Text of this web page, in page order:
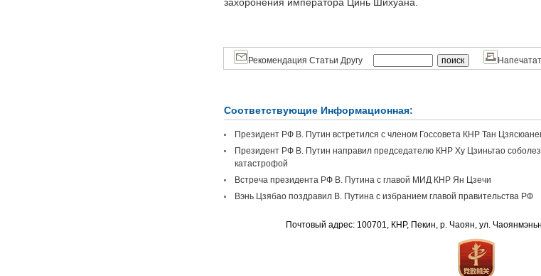
Рекомендация Статьи Другу
Соответствующие Информационная:
Президент РФ В. Путин встретился с членом Госсовета КНР Тан
Президент РФ В. Путин направил председателю КНР Ху Цзиньтао
катастрофой
Встреча президента РФ В. Путина с главой МИД КНР Ян Цзечи
Вэнь Цзябао поздравил В. Путина с избранием главой правительства РФ
Почтовый адрес: 100701, КНР, Пекин, р. Чаоян, ул.